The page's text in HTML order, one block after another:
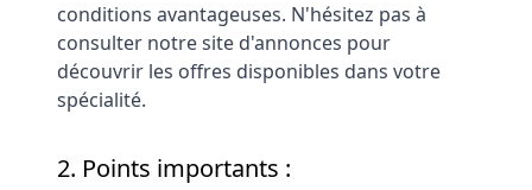
conditions avantageuses. N'hésitez pas à
consulter notre site d'annonces pour
découvrir les offres disponibles dans votre
spécialité.
2. Points importants :